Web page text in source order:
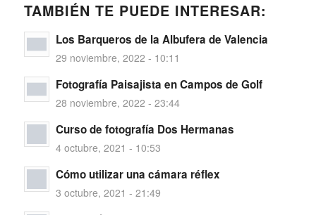
TAMBIÉN TE PUEDE INTERESAR:
Los Barqueros de la Albufera de Valencia
29 noviembre, 2022 - 10:11
Fotografía Paisajista en Campos de Golf
28 noviembre, 2022 - 23:44
Curso de fotografía Dos Hermanas
4 octubre, 2021 - 10:53
Cómo utilizar una cámara réflex
3 octubre, 2021 - 21:49